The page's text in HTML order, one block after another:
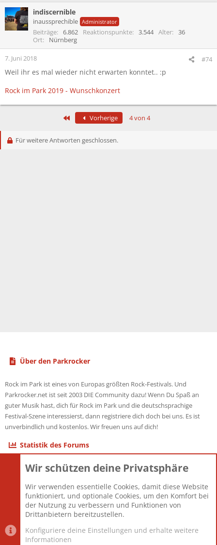
indiscernible
inaussprechible Administrator
Beiträge 6.862 Reaktionspunkte 3.544 Alter
36
Ort
Nürnberg
7. Juni 2018 #74
Weil ihr es mal wieder nicht erwarten konntet.. :p
Rock im Park 2019 - Wunschkonzert
Erste Vorherige 4 von 4
Für weitere Antworten geschlossen.
Über den Parkrocker
Rock im Park ist eines von Europas größten Rock-Festivals. Und
Parkrocker.net ist seit 2003 DIE Community dazu! Wenn Du Spaß an
guter Musik hast, dich für Rock im Park und die deutschsprachige
Festival-Szene interessierst, dann registriere dich doch bei uns. Es ist
unverbindlich und kostenlos. Wir freuen uns auf dich!
Statistik des Forums
Themen
Mitglieder
12.425
Neuestes Mitglied
Toddster85
Wir schützen deine Privatsphäre
Wir verwenden essentielle Cookies, damit diese Website
funktioniert, und optionale Cookies, um den Komfort bei
der Nutzung zu verbessern und Funktionen von
Drittanbietern bereitzustellen.
Konfiguriere deine Einstellungen und erhalte weitere
Informationen